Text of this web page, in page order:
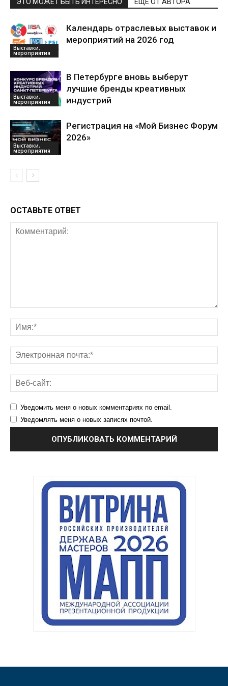
Выставки,
мероприятия
Календарь отраслевых выставок и
мероприятий на 2026 год
Выставки,
мероприятия
В Петербурге вновь выберут
лучшие бренды креативных
индустрий
Выставки,
мероприятия
Регистрация на «Мой Бизнес Форум
2026»
ОСТАВЬТЕ ОТВЕТ
Уведомить меня о новых комментариях по email.
Уведомлять меня о новых записях почтой.